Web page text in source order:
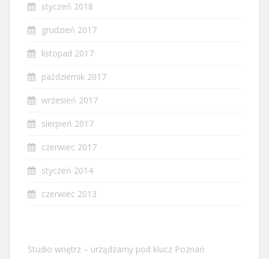
styczeń 2018
grudzień 2017
listopad 2017
październik 2017
wrzesień 2017
sierpień 2017
czerwiec 2017
styczeń 2014
czerwiec 2013
Studio wnętrz – urządzamy pod klucz Poznań